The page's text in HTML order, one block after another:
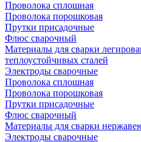
Проволока сплошная
Проволока порошковая
Прутки присадочные
Флюс сварочный
Материалы для сварки
теплоустойчивых сталей
Электроды сварочные
Проволока сплошная
Проволока порошковая
Прутки присадочные
Флюс сварочный
Материалы для сварки
Электроды сварочные